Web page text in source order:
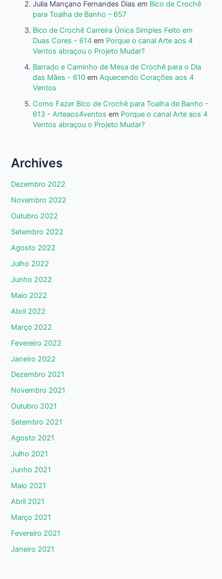
Julia Mançano Fernandes Dias em Bico de Crochê
para Toalha de Banho – 657
Bico de Crochê Carreira Única Simples Feito em
Duas Cores - 614 em Porque o canal Arte aos 4
Ventos abraçou o Projeto Mudar?
Barrado e Caminho de Mesa de Crochê para o Dia
das Mães - 610 emAquecendo Corações aos 4
Ventos
Como Fazer Bico de Crochê para Toalha de Banho -
613 - Arteaos4ventos em Porque o canal Arte aos 4
Ventos abraçou o Projeto Mudar?
Archives
Dezembro 2022
Novembro 2022
Outubro 2022
Setembro 2022
Agosto 2022
Julho 2022
Junho 2022
Maio 2022
Abril 2022
Março 2022
Fevereiro 2022
Janeiro 2022
Dezembro 2021
Novembro 2021
Outubro 2021
Setembro 2021
Agosto 2021
Julho 2021
Junho 2021
Maio 2021
Abril 2021
Março 2021
Fevereiro 2021
Janeiro 2021